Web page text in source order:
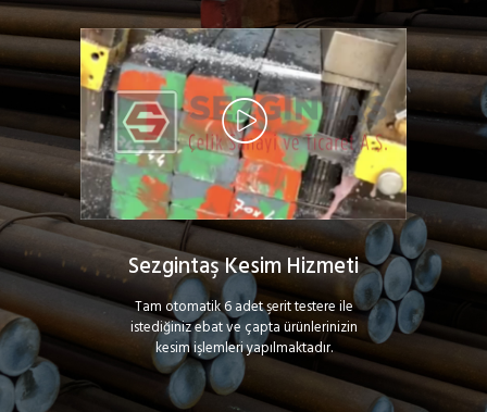
Sezgintaş Kesim Hizmeti
Tam otomatik 6 adet şerit testere ile
istediğiniz ebat ve çapta ürünlerinizin
kesim işlemleri yapılmaktadır.